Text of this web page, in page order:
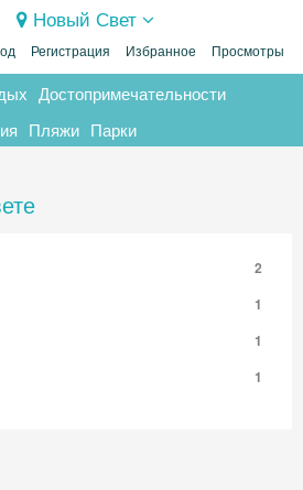
Новый Свет
Регистрация Избранное Просмотры
Достопримечательности
Пляжи Парки
2
1
1
1